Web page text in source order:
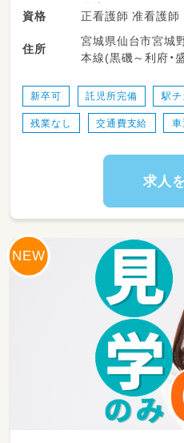
環境です！
＜一日の流れ＞
◎平日の放課後利
14：30～送迎出発
15：30～支援時間
17：00～ご自宅ま
9：00～ご自宅にお
12：00～昼食
13：00～日中活動
16：00～ご自宅ま
17：15～片づけ、
資格 正看護師 准看護師
住所
宮城県仙台市宮城野
本線(黒磯～利府・
新卒可 託児所完備 駅チ
残業なし 交通費支給 車
求人